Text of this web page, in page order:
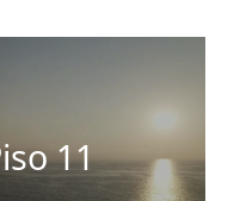
11